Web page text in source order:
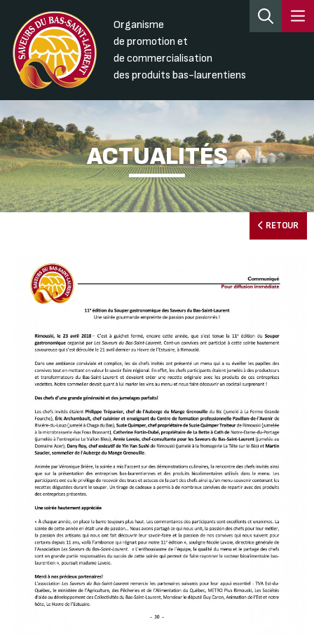
Organisme
de promotion et
de commercialisation
des produits bas-laurentiens
ACTUALITÉS
RETOUR